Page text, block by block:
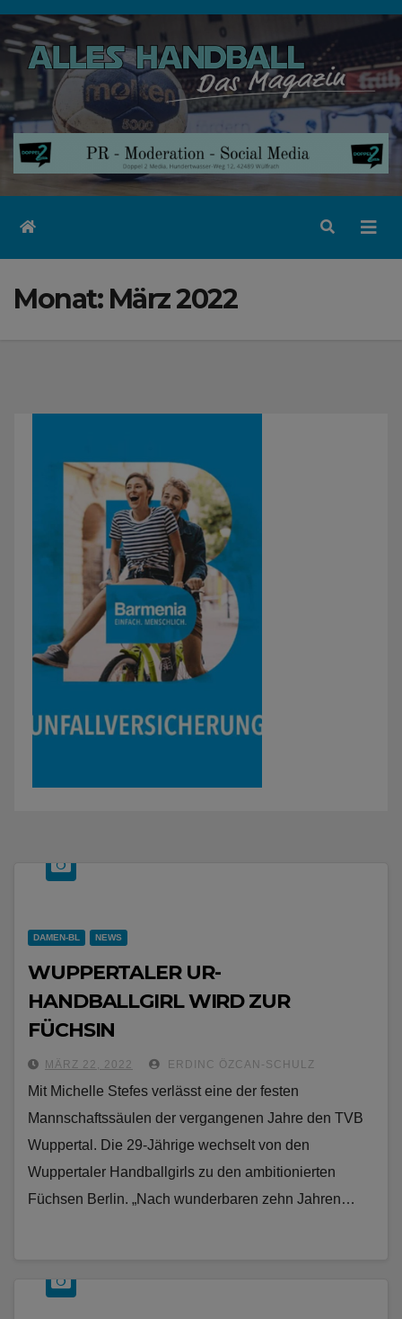
Zum
Inhalt
springen
Monat: März 2022
DAMEN-BL NEWS
WUPPERTALER UR-
HANDBALLGIRL WIRD ZUR
FÜCHSIN
MÄRZ 22, 2022 ERDINC ÖZCAN-SCHULZ
Mit Michelle Stefes verlässt eine der festen
Mannschaftssäulen der vergangenen Jahre den TVB
Wuppertal. Die 29-Jährige wechselt von den
Wuppertaler Handballgirls zu den ambitionierten
Füchsen Berlin. „Nach wunderbaren zehn Jahren…